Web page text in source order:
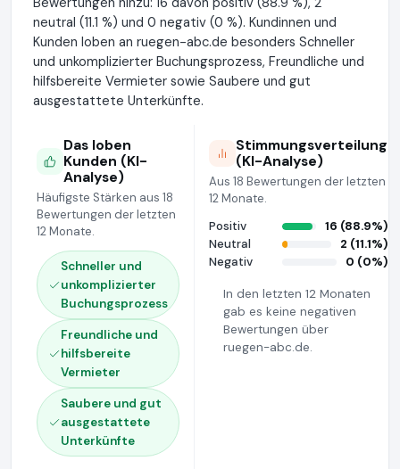
neutral (11.1 %) und 0 negativ (0 %). Kundinnen und
Kunden loben an ruegen-abc.de besonders Schneller
und unkomplizierter Buchungsprozess, Freundliche und
hilfsbereite Vermieter sowie Saubere und gut
ausgestattete Unterkünfte.
Das loben
Kunden (KI-
Analyse)
Häufigste Stärken aus 18
Bewertungen der letzten
12 Monate.
Schneller und
unkomplizierter
Buchungsprozess
Freundliche und
hilfsbereite
Vermieter
Saubere und gut
ausgestattete
Unterkünfte
Stimmungsverteilung
(KI-Analyse)
Aus 18 Bewertungen der letzten
12 Monate.
Positiv
16 (88.9%)
Neutral
2 (11.1%)
Negativ
0 (0%)
In den letzten 12 Monaten
gab es keine negativen
Bewertungen über
ruegen-abc.de.